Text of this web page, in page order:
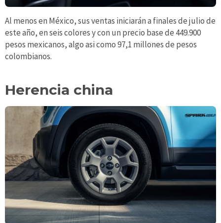
Al menos en México, sus ventas iniciarán a finales de julio de
este año, en seis colores y con un precio base de 449.900
pesos mexicanos, algo asi como 97,1 millones de pesos
colombianos.
Herencia china